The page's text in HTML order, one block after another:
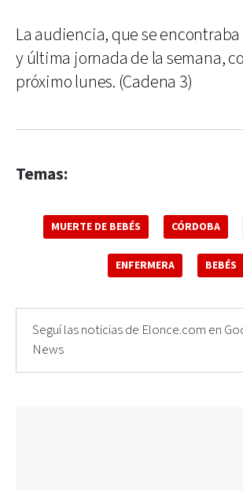
La audiencia, que se
y última jornada de la semana,
próximo lunes. (Cadena 3)
Temas:
MUERTE DE BEBÉS CÓRDOBA
ENFERMERA BEBÉS
Seguí las noticias de Elonce.com en
News